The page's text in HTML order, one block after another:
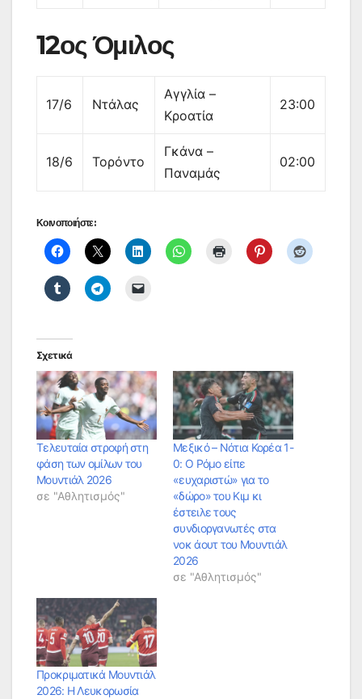
12ος Όμιλος
17/6 Ντάλας
Αγγλία –
Κροατία
23:00
18/6 Τορόντο
Γκάνα –
Παναμάς
02:00
Κοινοποιήστε:
Σχετικά
Τελευταία στροφή στη
φάση των ομίλων του
Μουντιάλ 2026
σε "Αθλητισμός"
Μεξικό – Νότια Κορέα 1-
0: Ο Ρόμο είπε
«ευχαριστώ» για το
«δώρο» του Κιμ κι
έστειλε τους
συνδιοργανωτές στα
νοκ άουτ του Μουντιάλ
2026
σε "Αθλητισμός"
Προκριματικά Μουντιάλ
2026: Η Λευκορωσία